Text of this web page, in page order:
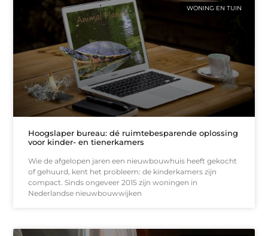
WONING EN TUIN
Hoogslaper bureau: dé ruimtebesparende oplossing
voor kinder- en tienerkamers
Wie de afgelopen jaren een nieuwbouwhuis heeft gekocht
of gehuurd, kent het probleem: de kinderkamers zijn
compact. Sinds ongeveer 2015 zijn woningen in
Nederlandse nieuwbouwwijken